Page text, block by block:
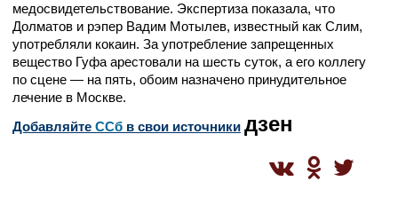
медосвидетельствование. Экспертиза показала, что
Долматов и рэпер Вадим Мотылев, известный как Слим,
употребляли кокаин. За употребление запрещенных
вещество Гуфа арестовали на шесть суток, а его коллегу
по сцене — на пять, обоим назначено принудительное
лечение в Москве.
Добавляйте CСб в свои источники дзен